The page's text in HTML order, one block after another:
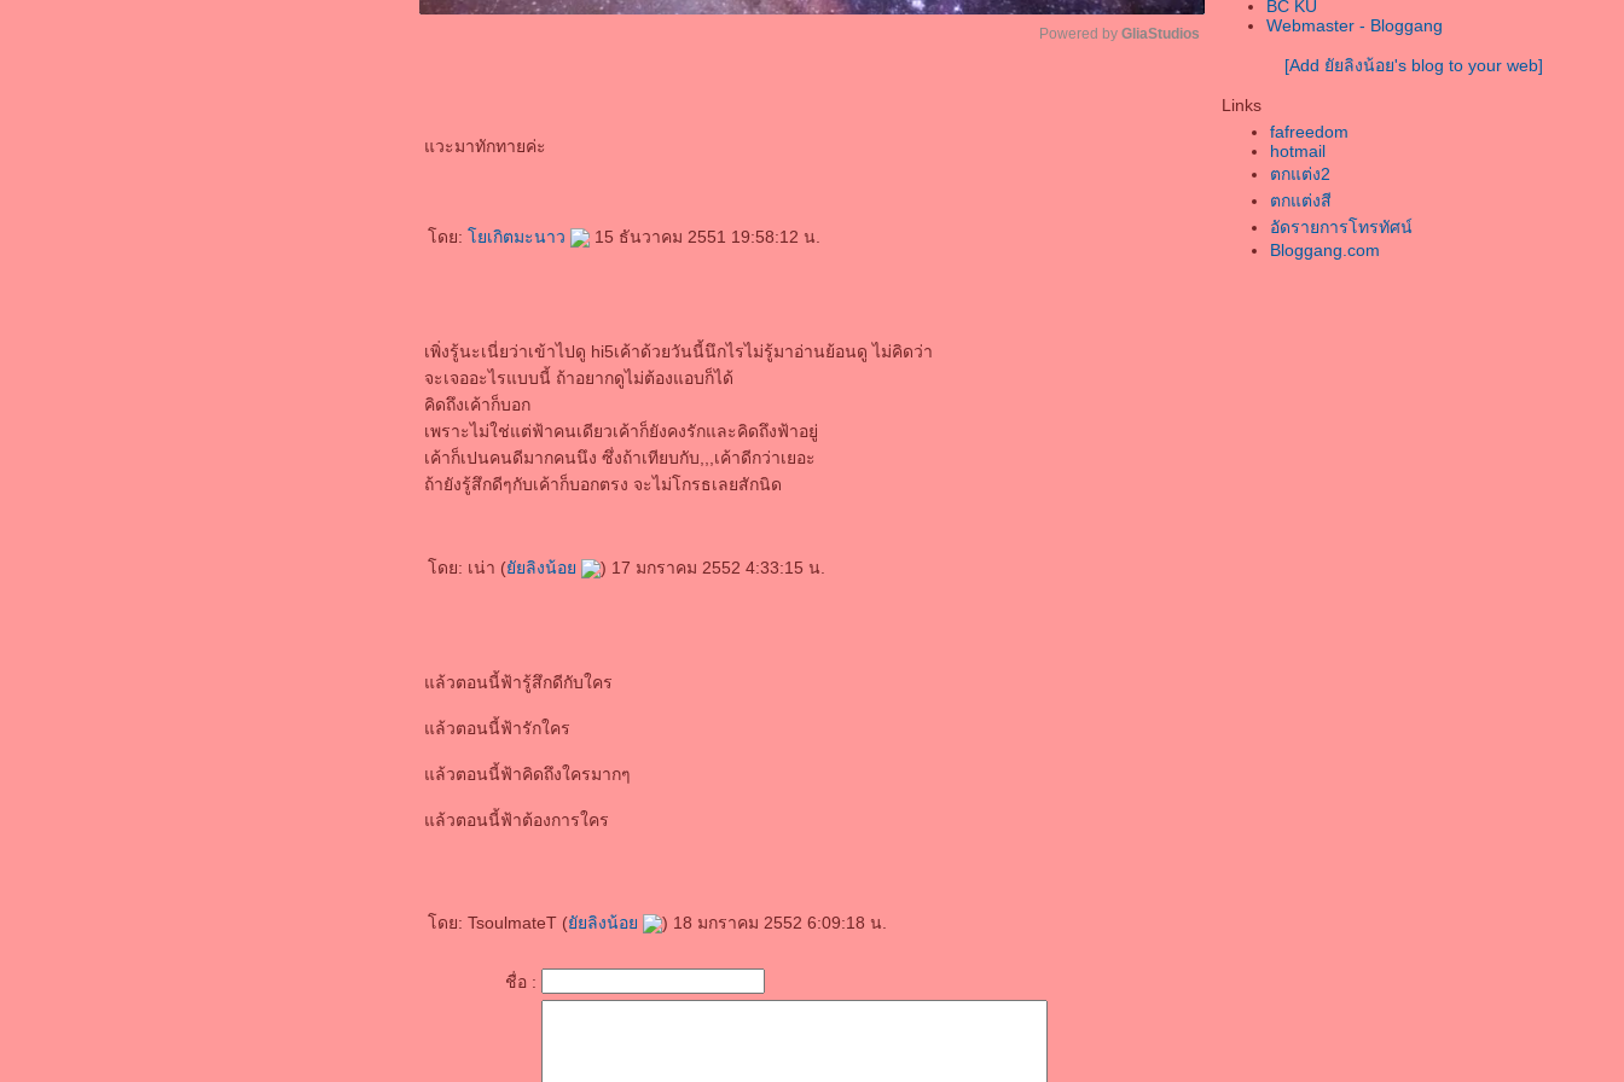
Powered by GliaStudios
วะมาทักทายค่ะ
ดย: เกิตมะนาว 15 ธันวาคม 2551 19:58:12 น.
เพิ่งรู้นะเนี่ยว่าเข้าไปดู hi5เค้าด้วยวันนี้นึกไรไม่รู้มาอ่านย้อนดู ไม่คิดว่า
จะเจออะไรแบบนี้ ถ้าอยากดูไม่ต้องแอบก็ได้
คิดถึงเค้าก็บอก
เพราะไม่ใช่แต่ฟ้าคนเดียวเค้าก็ยังคงรักและคิดถึงฟ้าอยู่
เค้าก็เปนคนดีมากคนนึง ซึ่งถ้าเทียบกับ,,,เค้าดีกว่าเยอะ
ถ้ายังรู้สึกดีๆกับเค้าก็บอกตรง จะไม่โกรธเลยสักนิด
ดย: เน่า (ัยลิงน้อ ) 17 มกราคม 2552 4:33:15 น.
ล้วตอนนี้ฟ้ารู้สึกดีกับใคร
ล้วตอนนี้ฟ้ารักใคร
ล้วตอนนี้ฟ้าคิดถึงใครมากๆ
ล้วตอนนี้ฟ้าต้องการใคร
ดย: TsoulmateT (ัยลิงน้อ ) 18 มกราคม 2552 6:09:18 น.
ชื่อ :
ละเป็นคนสุดท้า
เธอคือคนเดียวในหัวใจ
อยากจะขอให้เธอโปรดจงรับฟัง คำๆนี้
ขอบคุณที่สวรรค์บันดาลนั้นส่งให้เราได้
เคียงคู่กัน
ความรักที่มีของคืนของเธอฉันคงรับไว้ใน
ละฉันยังคงเก็บไว้
หากวันใดที่เธอหมดหวังให้จำคำนั้นในใจ
BC KU
Webmaster - Bloggang
[Add ยัยลิงน้อย's blog to your web]
Links
fafreedom
hotmail
ตกแต่ง2
ตกแต่งสี
อัดรายการโทรทัศน์
Bloggang.com